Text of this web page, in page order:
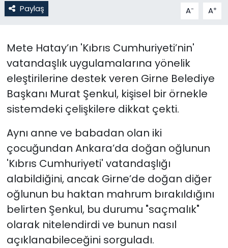
Paylaş A- A+
Mete Hatay’ın 'Kıbrıs Cumhuriyeti’nin'
vatandaşlık uygulamalarına yönelik
eleştirilerine destek veren Girne Belediye
Başkanı Murat Şenkul, kişisel bir örnekle
sistemdeki çelişkilere dikkat çekti.
Aynı anne ve babadan olan iki
çocuğundan Ankara’da doğan oğlunun
'Kıbrıs Cumhuriyeti' vatandaşlığı
alabildiğini, ancak Girne’de doğan diğer
oğlunun bu haktan mahrum bırakıldığını
belirten Şenkul, bu durumu "saçmalık"
olarak nitelendirdi ve bunun nasıl
açıklanabileceğini sorguladı.
Otomobil Dünyası
SAĞLIK
Spor
Teknoloji
TÜRKiYE
Video Galeri
YAŞAM
Yazarlar